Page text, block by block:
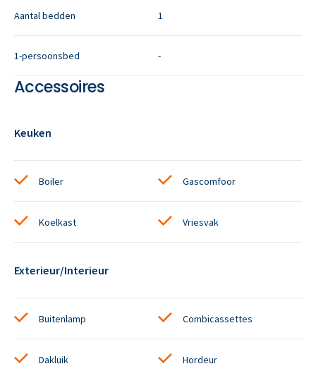
Aantal bedden 1
1-persoonsbed -
Accessoires
Keuken
Boiler Gascomfoor
Koelkast Vriesvak
Exterieur/Interieur
Buitenlamp Combicassettes
Dakluik Hordeur